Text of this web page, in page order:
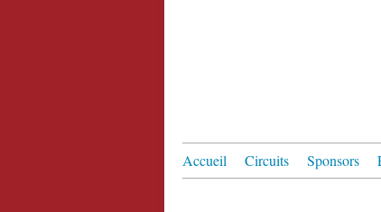
Accueil Circuits Sponsors